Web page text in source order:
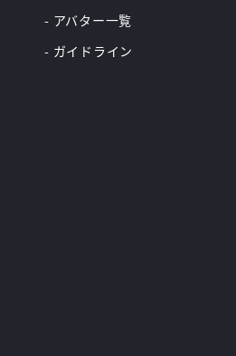
- アバター一覧
- ガイドライン